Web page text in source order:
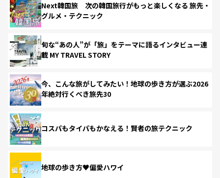
Next韓国旅 次の韓国旅行がもっと楽しくなる 旅先・
グルメ・テクニック
旬な“あの人”が「旅」をテーマに語るインタビュー連
載 MY TRAVEL STORY
今、こんな旅がしてみたい！地球の歩き方が選ぶ2026
年絶対行くべき旅先30
コスパもタイパもかなえる！賢者の旅テクニック
地球の歩き方♥偏愛ハワイ